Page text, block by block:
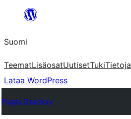
Suomi
TeematLisäosatUutisetTukiTietoja
Lataa WordPress
Plugin Directory